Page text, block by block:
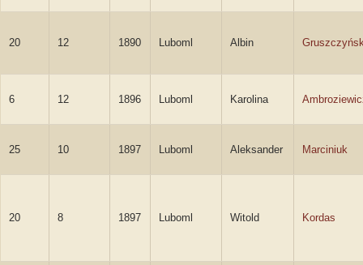
20 12 1890 Luboml Albin
6 12 1896 Luboml Karolina
25 10 1897 Luboml Aleksander Marciniuk
20 8 1897 Luboml Witold Kordas